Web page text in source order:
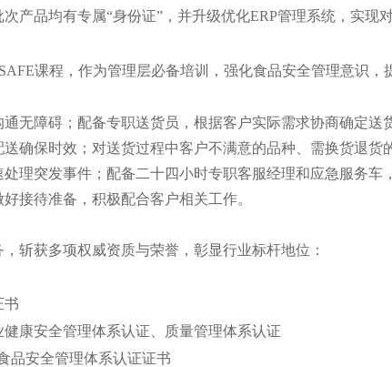
次产品均有专属“身份证”，并升级优化ERP管理系统，实
课程，作为管理层必备培训，强化食品安全管理意识，
无障碍；配备专职送货员，根据客户实际需求协商确定
确保时效；对送货过程中客户不满意的品种、需换货退
理突发事件；配备二十四小时专职客服经理和应急服务
接待准备，积极配合客户相关工作。
斩获多项权威资质与荣誉，彰显行业标杆地位：
书
康安全管理体系认证、质量管理体系认证
品安全管理体系认证证书